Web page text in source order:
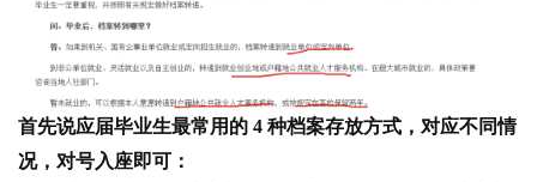
首先说应届毕业生最常用的 4 种档案存放方式，对应不同情
况，对号入座即可：